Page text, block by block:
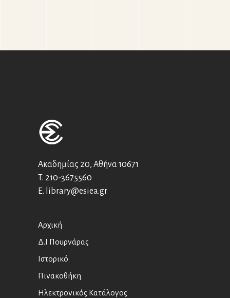
Ακαδημίας 20, Αθήνα 10671
T. 210-3675560
E. library@esiea.gr
Αρχική
Δ.Ι Πουρνάρας
Ιστορικό
Πινακοθήκη
Ηλεκτρονικός Κατάλογος